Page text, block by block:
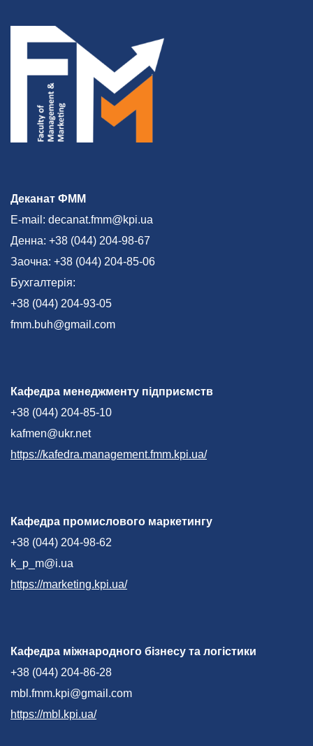
Деканат ФММ
E-mail: decanat.fmm@kpi.ua
Денна: +38 (044) 204-98-67
Заочна: +38 (044) 204-85-06
Бухгалтерія:
+38 (044) 204-93-05
fmm.buh@gmail.com
Кафедра менеджменту підприємств
+38 (044) 204-85-10
kafmen@ukr.net
https://kafedra.management.fmm.kpi.ua/
Кафедра промислового маркетингу
+38 (044) 204-98-62
k_p_m@i.ua
https://marketing.kpi.ua/
Кафедра міжнародного бізнесу та логістики
+38 (044) 204-86-28
mbl.fmm.kpi@gmail.com
https://mbl.kpi.ua/